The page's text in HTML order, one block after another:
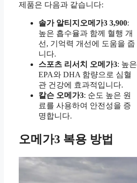
제품은 다음과 같습니다:
솔가 알티지오메가3 3,900:
높은 흡수율과 함께 혈행 개
선, 기억력 개선에 도움을 줍
니다.
스포츠 리서치 오메가3: 높은
EPA와 DHA 함량으로 심혈
관 건강에 효과적입니다.
칼슨 오메가3: 순도 높은 원
료를 사용하여 안전성을 증
명합니다.
오메가3 복용 방법